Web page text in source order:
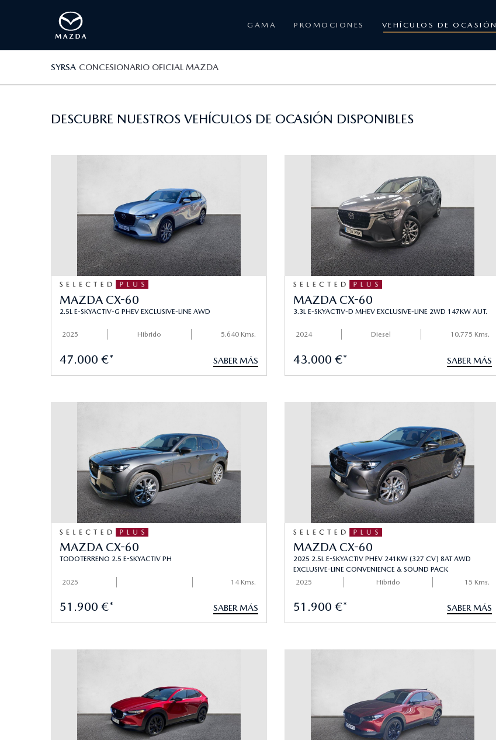
GAMA PROMOCIONES VEHÍCULOS DE OCASIÓN
SYRSA CONCESIONARIO OFICIAL MAZDA
DESCUBRE NUESTROS VEHÍCULOS DE OCASIÓN DISPONIBLES
MAZDA CX-60
2.5L E-SKYACTIV-G PHEV EXCLUSIVE-LINE AWD
2025 Hibrido 5.640 Kms.
47.000 €* SABER MÁS
MAZDA CX-60
3.3L E-SKYACTIV-D MHEV EXCLUSIVE-LINE 2WD 147KW AUT.
2024 Diesel 10.775 Kms.
43.000 €* SABER MÁS
MAZDA CX-60
TODOTERRENO 2.5 E-SKYACTIV PH
2025 14 Kms.
51.900 €* SABER MÁS
MAZDA CX-60
2025 2.5L E-SKYACTIV PHEV 241KW (327 CV) 8AT AWD
EXCLUSIVE-LINE CONVENIENCE & SOUND PACK
2025
Hibrido 15 Kms.
51.900 €* SABER MÁS